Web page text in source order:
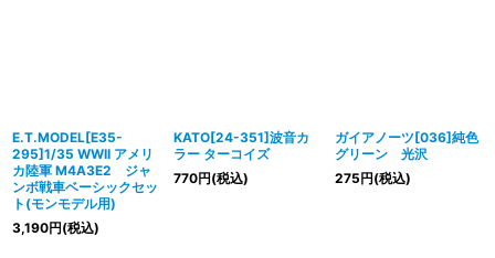
E.T.MODEL[E35-
295]1/35 WWII アメリ
カ陸軍 M4A3E2 ジャ
ンボ戦車ベーシックセッ
ト(モンモデル用)
3,190円(税込)
KATO[24-351]波音カ
ラー ターコイズ
770円(税込)
ガイアノーツ[036]純色
グリーン 光沢
275円(税込)